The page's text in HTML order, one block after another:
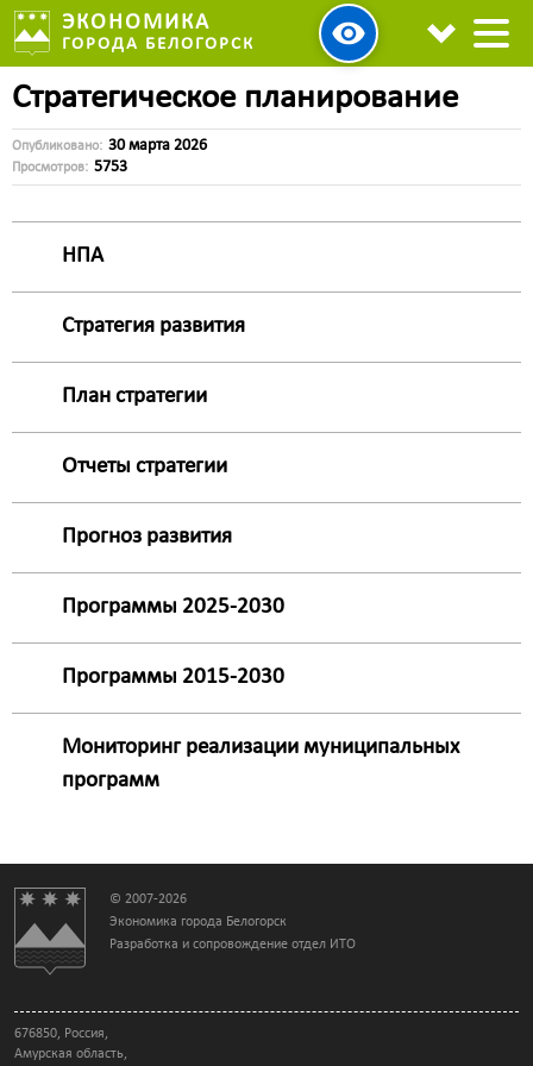
ЭКОНОМИКА
ГОРОДА БЕЛОГОРСК
Стратегическое планирование
Опубликовано: 30 марта 2026
Просмотров: 5753
НПА
Стратегия развития
План стратегии
Отчеты стратегии
Прогноз развития
Программы 2025-2030
Программы 2015-2030
Мониторинг реализации муниципальных
программ
© 2007-2026
Экономика города Белогорск
Разработка и сопровождение отдел ИТО
676850, Россия,
Амурская область,